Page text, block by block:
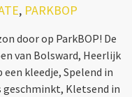
, PARKBOP
door op ParkBOP! De
van Bolsward, Heerlijk
kleedje, Spelend in
Kletsend in